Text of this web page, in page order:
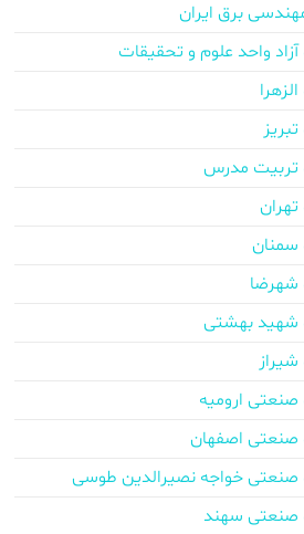
برق ایران
واحد علوم و تحقیقات
تربیت مدرس
سمنان
شهرضا
شهید بهشتی
ارومیه
صنعتی اصفهان
صنعتی خواجه نصیرالدین طوسی
صنعتی سهند